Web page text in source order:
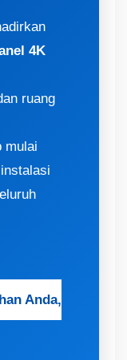
4K
ruang
mulai
Anda,